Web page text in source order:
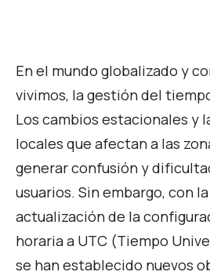
En el mundo globalizado y
vivimos, la gestión del
Los cambios estacionales y
locales que afectan a las
generar confusión y
usuarios. Sin embargo, con
actualización de la
horaria a UTC (Tiempo
se han establecido nuevos